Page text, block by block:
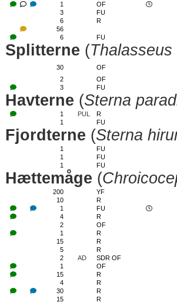
1
OF
3
FU
6
R
56
6
FU
Splitterne (
30 OF
2
OF
3
FU
Havterne (Sterna
1 PUL R
1
FU
Fjordterne (Sterna
1 FU
1
FU
1
FU
Hættemåge (
200 YF
10
R
1
FU
4
R
2
OF
1
R
15
R
5
R
2
AD SDR OF
1
OF
15
R
4
R
30
R
15
R